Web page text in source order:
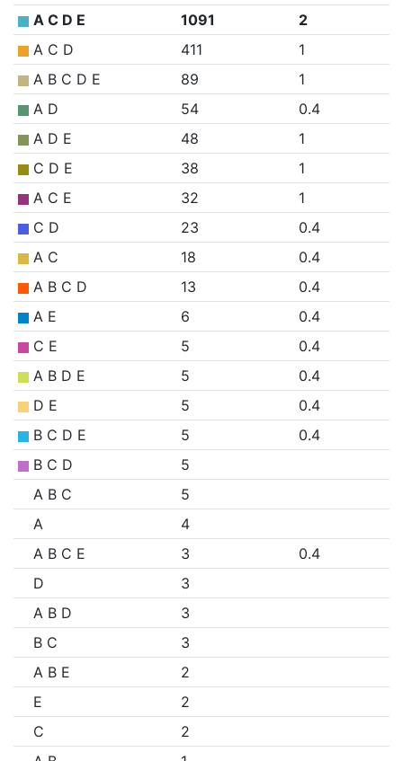
A C D E
1091
2
A C D
411
1
A B C D E
89
1
A D
54
0.4
A D E
48
1
C D E
38
1
A C E
32
1
C D
23
0.4
A C
18
0.4
A B C D
13
0.4
A E
6
0.4
C E
5
0.4
A B D E
5
0.4
D E
5
0.4
B C D E
5
0.4
B C D
5
A B C
5
A
4
A B C E
3
0.4
D
3
A B D
3
B C
3
A B E
2
E
2
C
2